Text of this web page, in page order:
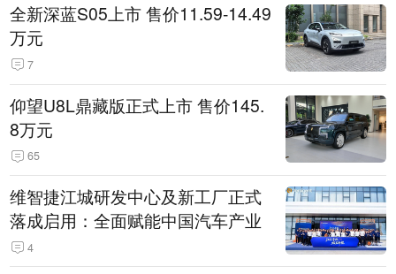
全新深蓝S05上市 售价11.59-14.49
万元
7
仰望U8L鼎藏版正式上市 售价145.
8万元
65
维智捷江城研发中心及新工厂正式
落成启用：全面赋能中国汽车产业
4